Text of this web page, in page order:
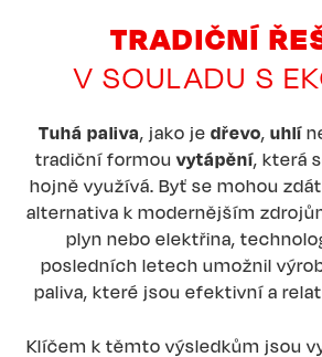
TRADIČNÍ
V SOULADU S
Tuhá paliva, jako je dřevo, uhlí
tradiční formouvytápění, která
hojně využívá. Byť se mohou
alternativa k modernějším
plyn nebo elektřina,
posledních letech umožnil
paliva, které jsou efektivní a
Klíčem k těmto výsledkům jsou